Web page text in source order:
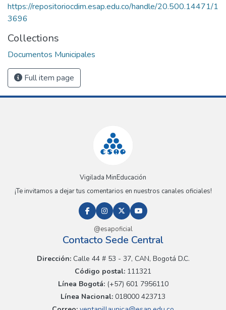
https://repositoriocdim.esap.edu.co/handle/20.500.14471/1
3696
Collections
Documentos Municipales
Full item page
Vigilada MinEducación
¡Te invitamos a dejar tus comentarios en nuestros canales oficiales!
@esapoficial
Contacto Sede Central
Dirección:Calle 44 # 53 - 37, CAN, Bogotá D.C.
Código postal: 111321
Línea Bogotá:(+57) 601 7956110
Línea Nacional: 018000 423713